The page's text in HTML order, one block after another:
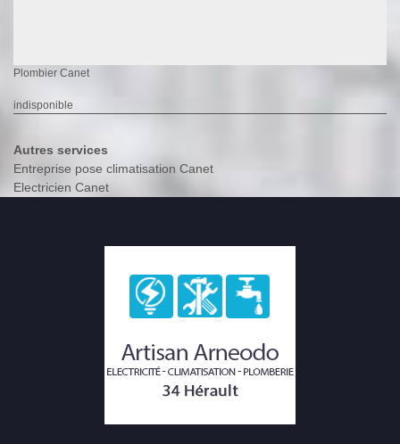
Plombier Canet
indisponible
Autres services
Entreprise pose climatisation Canet
Electricien Canet